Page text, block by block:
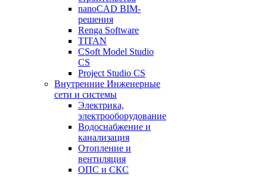
nanoCAD BIM-
решения
Renga Software
TITAN
CSoft Model Studio
CS
Project Studio CS
Внутренние Инженерные
сети и системы
Электрика,
электрооборудование
Водоснабжение и
канализация
Отопление и
вентиляция
ОПС и СКС